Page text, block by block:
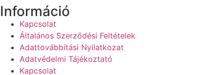
Információ
Kapcsolat
Általános Szerződési Feltételek
Adattovábbítási Nyilatkozat
Adatvédelmi Tájékoztató
Kapcsolat